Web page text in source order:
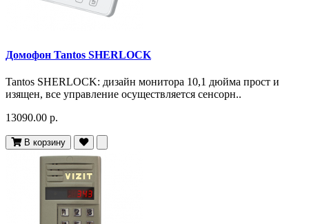
Домофон Tantos SHERLOCK
Tantos SHERLOCK: дизайн монитора 10,1 дюйма прост и
изящен, все управление осуществляется сенсорн..
13090.00 р.
В корзину